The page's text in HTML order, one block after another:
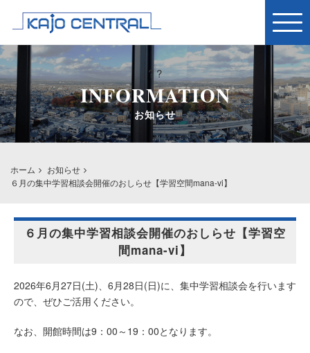
? ?
INFORMATION
お知らせ
ホーム
お知らせ
６月の集中学習相談会開催のおしらせ【学習空間mana-vi】
６月の集中学習相談会開催のおしらせ【学習空
間mana-vi】
2026年6月27日(土)、6月28日(日)に、集中学習相談会を行います
ので、ぜひご活用ください。
なお、開館時間は9：00～19：00となります。